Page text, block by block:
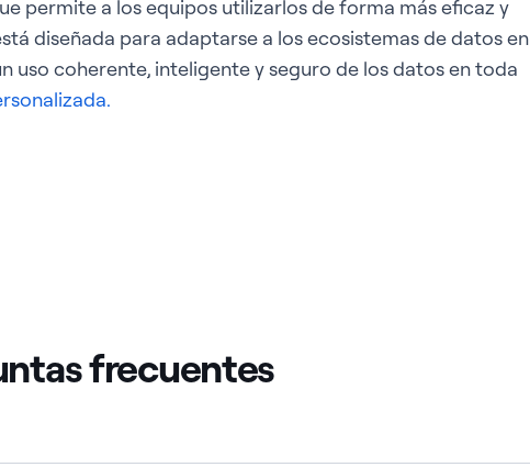
permite a los equipos utilizarlos de forma más eficaz y
diseñada para adaptarse a los ecosistemas de datos en
uso coherente, inteligente y seguro de los datos en toda
frecuentes